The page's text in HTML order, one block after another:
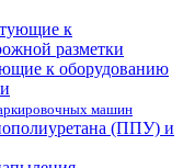
к оборудованию
машин
(ППУ) и